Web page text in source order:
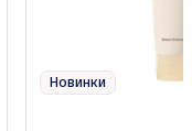
Новинки